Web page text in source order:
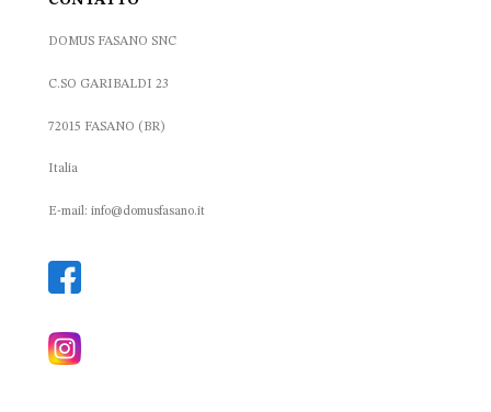
DOMUS FASANO SNC
C.SO GARIBALDI 23
72015 FASANO (BR)
Italia
E-mail: info@domusfasano.it